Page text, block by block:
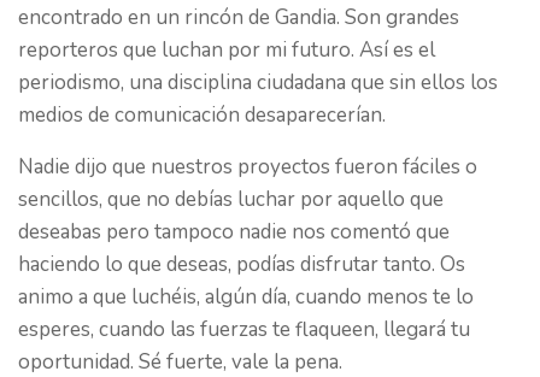
encontrado en un rincón de Gandia. Son grandes
reporteros que luchan por mi futuro. Así es el
periodismo, una disciplina ciudadana que sin ellos los
medios de comunicación desaparecerían.
Nadie dijo que nuestros proyectos fueron fáciles o
sencillos, que no debías luchar por aquello que
deseabas pero tampoco nadie nos comentó que
haciendo lo que deseas, podías disfrutar tanto. Os
animo a que luchéis, algún día, cuando menos te lo
esperes, cuando las fuerzas te flaqueen, llegará tu
oportunidad. Sé fuerte, vale la pena.